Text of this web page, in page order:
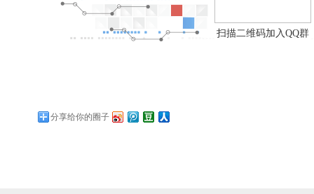
扫描二维码加入QQ群
分享给你的圈子